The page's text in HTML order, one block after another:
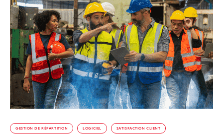
GESTION DE RÉPARTITION LOGICIEL SATISFACTION CLIENT